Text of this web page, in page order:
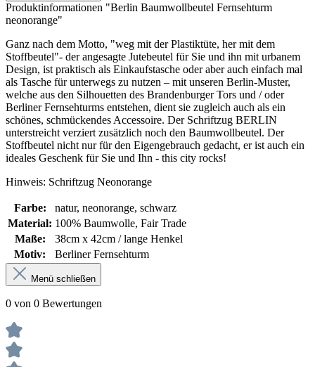
Produktinformationen "Berlin Baumwollbeutel Fernsehturm
neonorange"
Ganz nach dem Motto, "weg mit der Plastiktüte, her mit dem
Stoffbeutel"- der angesagte Jutebeutel für Sie und ihn mit urbanem
Design, ist praktisch als Einkaufstasche oder aber auch einfach mal
als Tasche für unterwegs zu nutzen – mit unseren Berlin-Muster,
welche aus den Silhouetten des Brandenburger Tors und / oder
Berliner Fernsehturms entstehen, dient sie zugleich auch als ein
schönes, schmückendes Accessoire. Der Schriftzug BERLIN
unterstreicht verziert zusätzlich noch den Baumwollbeutel. Der
Stoffbeutel nicht nur für den Eigengebrauch gedacht, er ist auch ein
ideales Geschenk für Sie und Ihn - this city rocks!
Hinweis: Schriftzug Neonorange
Farbe: natur, neonorange, schwarz
Material: 100% Baumwolle, Fair Trade
Maße:
38cm x 42cm / lange Henkel
Motiv:
Berliner Fernsehturm
Menü schließen
0 von 0 Bewertungen